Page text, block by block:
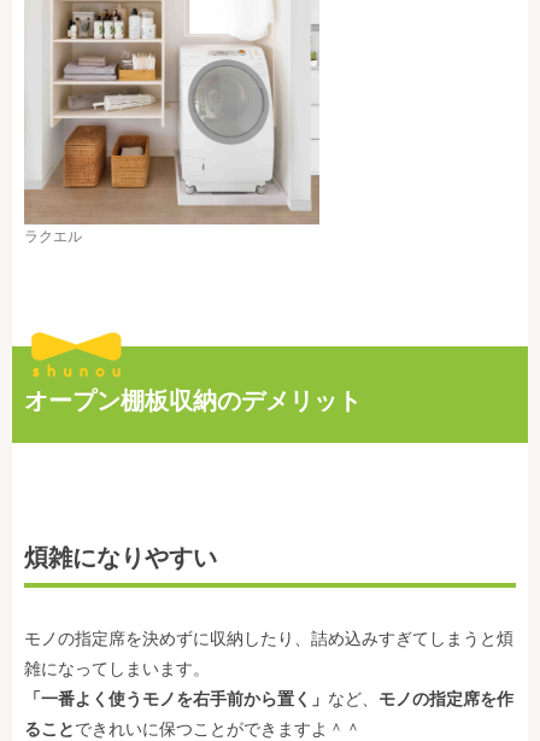
ラクエル
オープン棚板収納のデメリット
煩雑になりやすい
モノの指定席を決めずに収納したり、詰め込みすぎてしまうと煩
雑になってしまいます。
「一番よく使うモノを右手前から置く」 など、 モノの指定席を作
ることできれいに保つことができますよ＾＾